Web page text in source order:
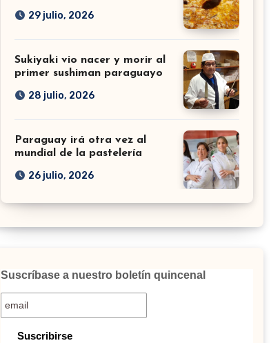
29 julio, 2026
Sukiyaki vio nacer y morir al
primer sushiman paraguayo
28 julio, 2026
Paraguay irá otra vez al
mundial de la pastelería
26 julio, 2026
Suscríbase a nuestro boletín quincenal